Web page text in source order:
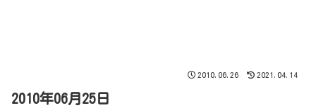
2010.06.26 2021.04.14
2010年06月25日